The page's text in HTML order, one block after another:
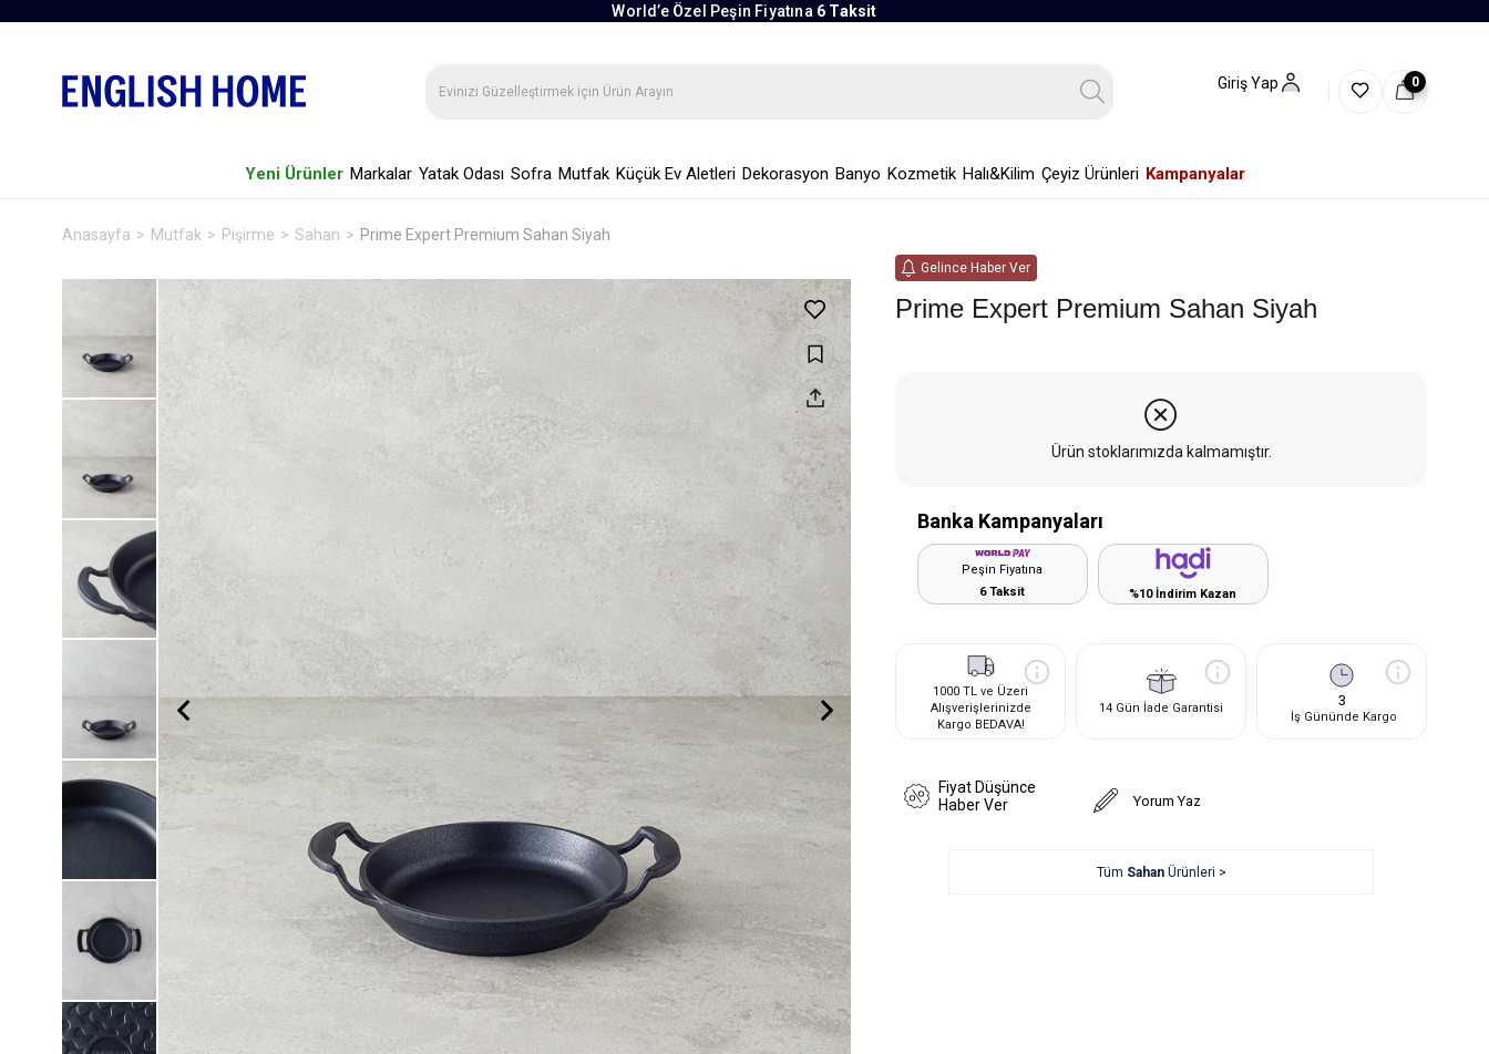
World’e Özel Peşin Fiyatına 6 Taksit
Giriş Yap 0
Yeni Ürünler Markalar Yatak Odası Sofra Mutfak Küçük Ev Aletleri Dekorasyon Banyo Kozmetik Halı&Kilim Çeyiz Ürünleri Kampanyalar
Anasayfa Mutfak Pişirme Sahan Prime Expert Premium Sahan Siyah
Gelince Haber Ver
Prime Expert Premium Sahan Siyah
Ürün stoklarımızda kalmamıştır.
Banka Kampanyaları
Peşin Fiyatına
6 Taksit
%10 İndirim Kazan
1000 TL ve Üzeri
Alışverişlerinizde
Kargo BEDAVA!
14 Gün İade Garantisi 3
İş Gününde Kargo
Fiyat Düşünce
Haber Ver
Yorum Yaz
Tüm SahanÜrünleri >